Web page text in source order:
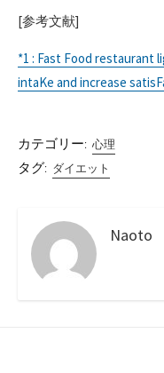
[参考文献]
*1 : Fast Food restaurant
intaKe and increase
カテゴリー: 心理
タグ: ダイエット
Naoto